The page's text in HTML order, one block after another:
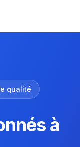
qualité
à